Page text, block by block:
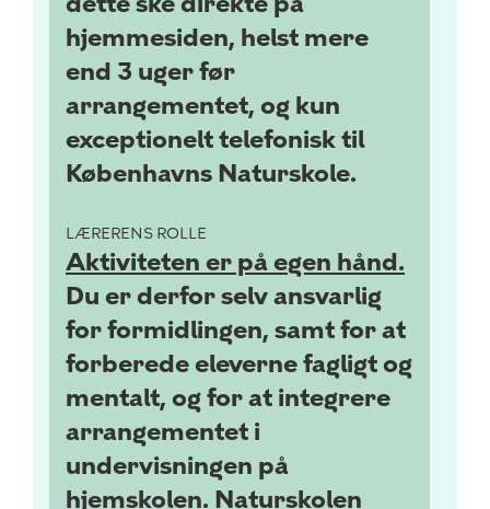
hjemmesiden, helst mere
end 3 uger før
arrangementet, og kun
exceptionelt telefonisk til
Københavns Naturskole.
LÆRERENS ROLLE
Aktiviteten er på egen hånd.
Du er derfor selv ansvarlig
for formidlingen, samt for at
forberede eleverne fagligt og
mentalt, og for at integrere
arrangementet i
undervisningen på
hjemskolen. Naturskolen